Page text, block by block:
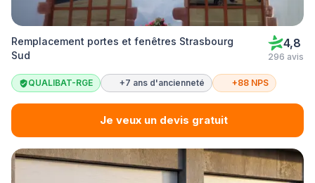
Remplacement portes et fenêtres Strasbourg
Sud
4,8
296 avis
QUALIBAT-RGE +7 ans d'ancienneté +88 NPS
Je veux un devis gratuit